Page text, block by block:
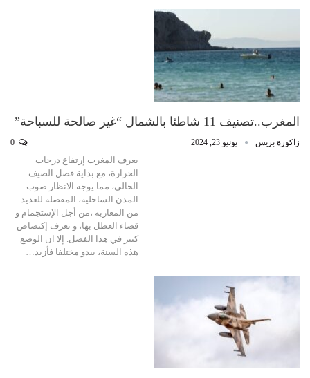
المغرب..تصنيف 11 شاطئا بالشمال “غير صالحة للسباحة”
زاكورة بريس يونيو 23, 2024
يعرف المغرب إرتفاع درجات
الحرارة، مع بداية فصل الصيف
الحالي، مما يوجه الانظار صوب
المدن الساحلية، المفضلة للعديد
من المغاربة ،من أجل الإستجمام و
قضاء العطل بها، و تعرف إكتضاض
كبير في هذا الفصل. إلا ان الوضع
هذه السنة، يبدو مختلفا فأزيد…